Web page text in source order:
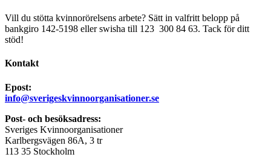
Vill du stötta kvinnorörelsens arbete? Sätt in valfritt belopp på
bankgiro 142-5198 eller swisha till 123 300 84 63. Tack för ditt
stöd!
Kontakt
Epost:
info@sverigeskvinnoorganisationer.se
Post- och besöksadress:
Sveriges Kvinnoorganisationer
Karlbergsvägen 86A, 3 tr
113 35 Stockholm